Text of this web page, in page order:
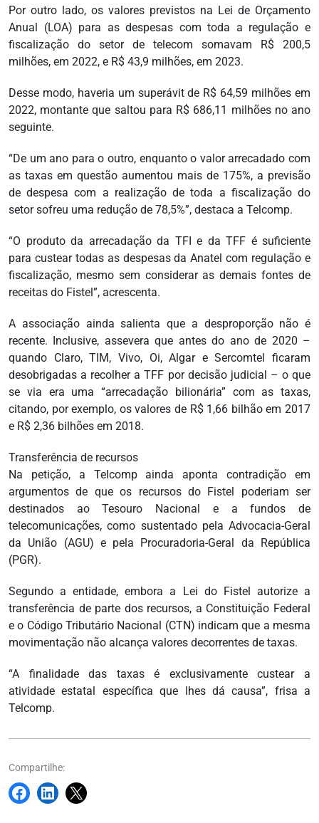
Por outro lado, os valores previstos na Lei de Orçamento
Anual (LOA) para as despesas com toda a regulação e
fiscalização do setor de telecom somavam R$ 200,5
milhões, em 2022, e R$ 43,9 milhões, em 2023.
Desse modo, haveria um superávit de R$ 64,59 milhões em
2022, montante que saltou para R$ 686,11 milhões no ano
seguinte.
“De um ano para o outro, enquanto o valor arrecadado com
as taxas em questão aumentou mais de 175%, a previsão
de despesa com a realização de toda a fiscalização do
setor sofreu uma redução de 78,5%”, destaca a Telcomp.
“O produto da arrecadação da TFI e da TFF é suficiente
para custear todas as despesas da Anatel com regulação e
fiscalização, mesmo sem considerar as demais fontes de
receitas do Fistel”, acrescenta.
A associação ainda salienta que a desproporção não é
recente. Inclusive, assevera que antes do ano de 2020 –
quando Claro, TIM, Vivo, Oi, Algar e Sercomtel ficaram
desobrigadas a recolher a TFF por decisão judicial – o que
se via era uma “arrecadação bilionária” com as taxas,
citando, por exemplo, os valores de R$ 1,66 bilhão em 2017
e R$ 2,36 bilhões em 2018.
Transferência de recursos
Na petição, a Telcomp ainda aponta contradição em
argumentos de que os recursos do Fistel poderiam ser
destinados ao Tesouro Nacional e a fundos de
telecomunicações, como sustentado pela Advocacia-Geral
da União (AGU) e pela Procuradoria-Geral da República
(PGR).
Segundo a entidade, embora a Lei do Fistel autorize a
transferência de parte dos recursos, a Constituição Federal
e o Código Tributário Nacional (CTN) indicam que a mesma
movimentação não alcança valores decorrentes de taxas.
“A finalidade das taxas é exclusivamente custear a
atividade estatal específica que lhes dá causa”, frisa a
Telcomp.
Compartilhe: